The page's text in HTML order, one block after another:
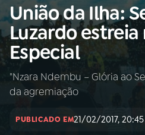
Buscar
na
Rádio
Nacional
Buscar
AO
INÍCIO
União da Ilha:
Luzardo estreia
Especial
"Nzara Ndembu – Glória ao
da agremiação
PUBLICADO EM21/02/2017, 20:45